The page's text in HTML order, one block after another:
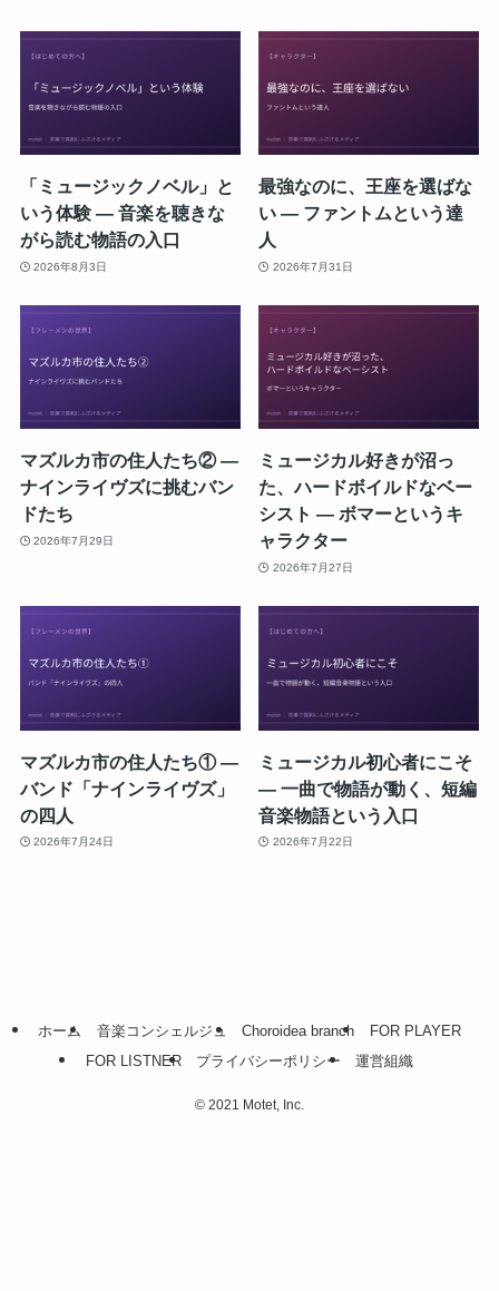
「ミュージックノベル」と
いう体験 ― 音楽を聴きな
がら読む物語の入口
2026年8月3日
最強なのに、王座を選ばな
い ― ファントムという達
人
2026年7月31日
マズルカ市の住人たち② ―
ナインライヴズに挑むバン
ドたち
2026年7月29日
ミュージカル好きが沼っ
た、ハードボイルドなベー
シスト ― ボマーというキ
ャラクター
2026年7月27日
マズルカ市の住人たち① ―
バンド「ナインライヴズ」
の四人
2026年7月24日
ミュージカル初心者にこそ
― 一曲で物語が動く、短編
音楽物語という入口
2026年7月22日
ホーム 音楽コンシェルジュ Choroidea branch
FOR PLAYER
FOR LISTNER
プライバシーポリシー 運営組織
© 2021 Motet, Inc.